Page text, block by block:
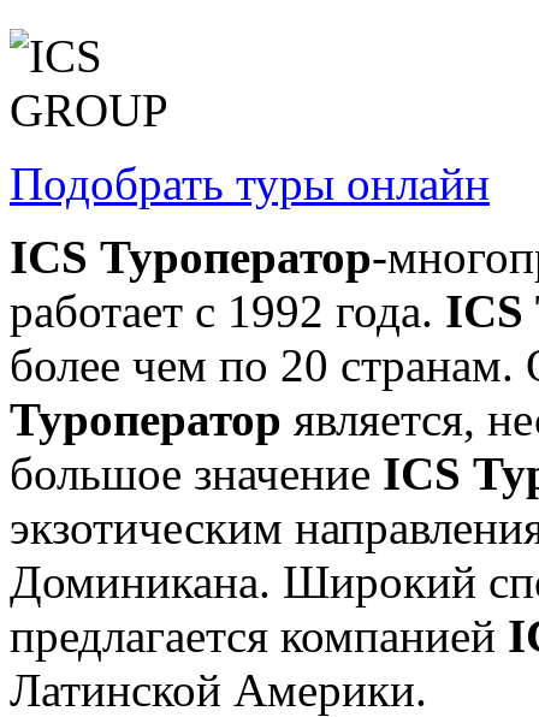
Подобрать туры онлайн
ICS Туроператор-
работает с 1992 года. ICS
более чем по 20
Туроператор является,
большое значение ICS
экзотическим
Доминикана. Широкий
предлагается компанией
Латинской Америки.